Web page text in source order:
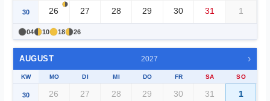
30 26 27 28 29 30 31 1
04 10 18 26
AUGUST 2027 ›
KW MO DI MI DO FR SA SO
30 26 27 28 29 30 31 1